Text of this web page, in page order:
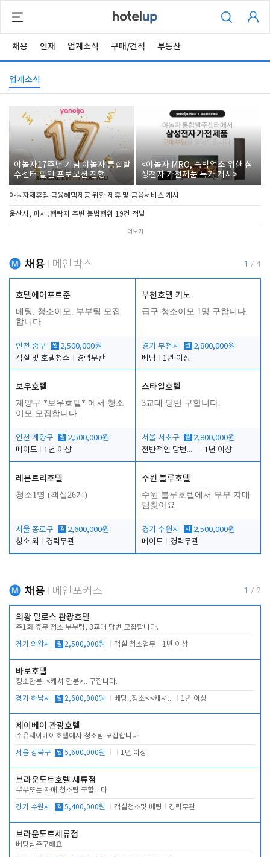
채용 인재 업계소식 구매/견적 부동산
업계소식
야놀자17주년 기념 야놀자 통합발
주센터 할인 프로모션 진행
<야놀자 MRO, 숙박업소 위한 삼
성전자 가전제품 특가 개시>
야놀자제휴점 금융혜택제공 위한 제휴 및 금융서비스 게시
울산시, 피서․행락지 주변 불법행위 19건 적발
더보기
채용 메인박스 1 / 4
호텔에어포트준
베팅, 청소이모, 부부팀 모집
합니다.
인천 중구 월 2,500,000원
객실 및 호텔청소
경력무관
부천호텔 키노
급구 청소이모 1명 구합니다.
경기 부천시 월 2,800,000원
베팅
1년 이상
보우호텔
계양구 *보우호텔* 에서 청소
이모 모집합니다.
인천 계양구 월 2,500,000원
메이드
1년 이상
스타일호텔
3교대 당번 구합니다.
서울 서초구 월 2,800,000원
전반적인 당번업무
1년 이상
레몬트리호텔
청소1명 (객실26개)
서울 종로구 월 2,600,000원
청소 외
경력무관
수원 블루호텔
수원 블루호텔에서 부부 자매
팀찾아요
경기 수원시 시
2,500,000원
메이드
경력무관
채용 메인포커스 1 / 2
의왕 밀로스 관광호텔
주1회 휴무 청소 부부팀, 3교대 당번 모집합니다.
경기 의왕시 월 2,500,000원 객실 청소업무 1년 이상
바로호텔
청소한분..<캐셔 한분>.. 구합니다.
경기 하남시 월 2,600,000원 베팅.,청소<<캐셔 모셔봅니다. 1년 이상
제이베이 관광호텔
수유제이베이호텔에서 청소팀 모집합니다
서울 강북구 월 5,600,000원 1년 이상
브라운도트호텔 세류점
부부또는 자매 청소팀 구합니다.
경기 수원시 월 5,400,000원 객실청소및 베팅 경력무관
브라운도트세류점
베팅삼촌구해요